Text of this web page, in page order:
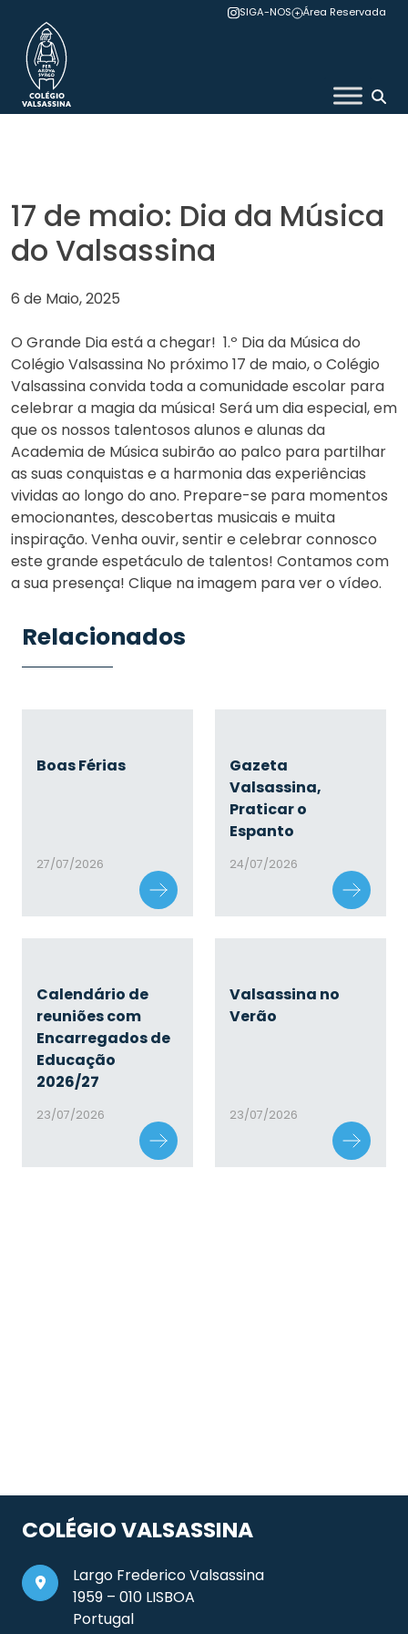
content
SIGA-NOS Área Reservada
Colégio Valsassina
17 de maio: Dia da Música
do Valsassina
6 de Maio, 2025
O Grande Dia está a chegar! 1.º Dia da Música do
Colégio Valsassina No próximo 17 de maio, o Colégio
Valsassina convida toda a comunidade escolar para
celebrar a magia da música! Será um dia especial, em
que os nossos talentosos alunos e alunas da
Academia de Música subirão ao palco para partilhar
as suas conquistas e a harmonia das experiências
vividas ao longo do ano. Prepare-se para momentos
emocionantes, descobertas musicais e muita
inspiração. Venha ouvir, sentir e celebrar connosco
este grande espetáculo de talentos! Contamos com
a sua presença! Clique na imagem para ver o vídeo.
Relacionados
Boas Férias
27/07/2026
Gazeta
Valsassina,
Praticar o
Espanto
24/07/2026
Calendário de
reuniões com
Encarregados de
Educação
2026/27
23/07/2026
Valsassina no
Verão
23/07/2026
COLÉGIO VALSASSINA
Largo Frederico Valsassina
1959 – 010 LISBOA
Portugal